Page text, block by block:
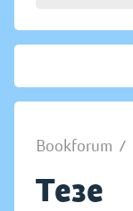
Bookforum /
Тезе